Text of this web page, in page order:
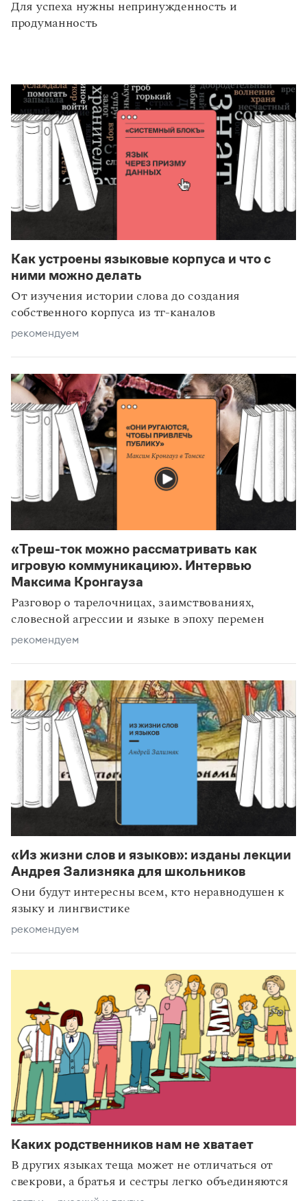
Для успеха нужны непринужденность и
продуманность
статьи технологии
Как устроены языковые корпуса и что с
ними можно делать
От изучения истории слова до создания
собственного корпуса из тг-каналов
рекомендуем
«Треш-ток можно рассматривать как
игровую коммуникацию». Интервью
Максима Кронгауза
Разговор о тарелочницах, заимствованиях,
словесной агрессии и языке в эпоху перемен
рекомендуем
«Из жизни слов и языков»: изданы лекции
Андрея Зализняка для школьников
Они будут интересны всем, кто неравнодушен к
языку и лингвистике
рекомендуем
Каких родственников нам не хватает
В других языках теща может не отличаться от
свекрови, а братья и сестры легко объединяются